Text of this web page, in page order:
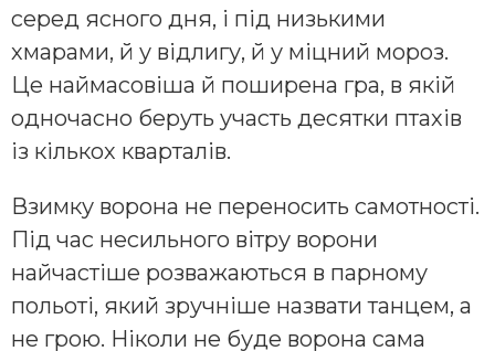
серед ясного дня, і під низькими
хмарами, й у відлигу, й у міцний мороз.
Це наймасовіша й поширена гра, в якій
одночасно беруть участь десятки птахів
із кількох кварталів.
Взимку ворона не переносить самотності.
Під час несильного вітру ворони
найчастіше розважаються в парному
польоті, який зручніше назвати танцем, а
не грою. Ніколи не буде ворона сама